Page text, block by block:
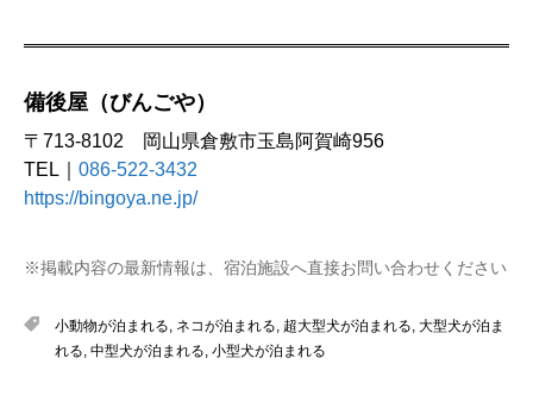
備後屋（びんごや）
〒713-8102 岡山県倉敷市玉島阿賀崎956
TEL｜ 086-522-3432
https://bingoya.ne.jp/
※掲載内容の最新情報は、宿泊施設へ直接お問い合わせください
小動物が泊まれる ネコが泊まれる 超大型犬が泊まれる 大型犬が泊ま
れる 中型犬が泊まれる 小型犬が泊まれる